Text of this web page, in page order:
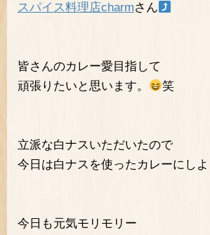
スパイス料理店charmさん
皆さんのカレー愛目指して
頑張りたいと思います。
笑
立派な白ナスいただいたので
今日は白ナスを使ったカレーにし
今日も元気モリモリー